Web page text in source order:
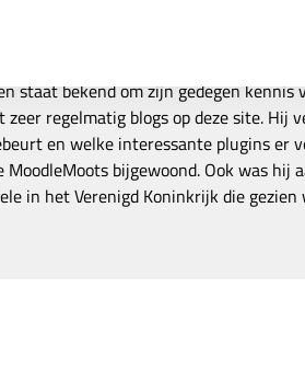
staat bekend om zijn gedegen kennis
regelmatig blogs op deze site. Hij
en welke interessante plugins er
bijgewoond. Ook was hij
in het Verenigd Koninkrijk die